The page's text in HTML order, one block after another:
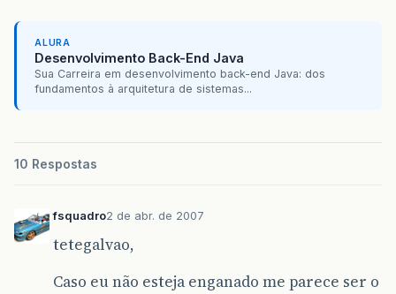
ALURA
Desenvolvimento Back-End Java
Sua Carreira em desenvolvimento back-end Java: dos
fundamentos à arquitetura de sistemas...
10 Respostas
fsquadro2 de abr. de 2007
tetegalvao,
Caso eu não esteja enganado me parece ser o